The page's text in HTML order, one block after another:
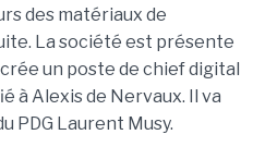
des matériaux de
La société est présente
un poste de chief digital
à Alexis de Nervaux. Il va
PDG Laurent Musy.